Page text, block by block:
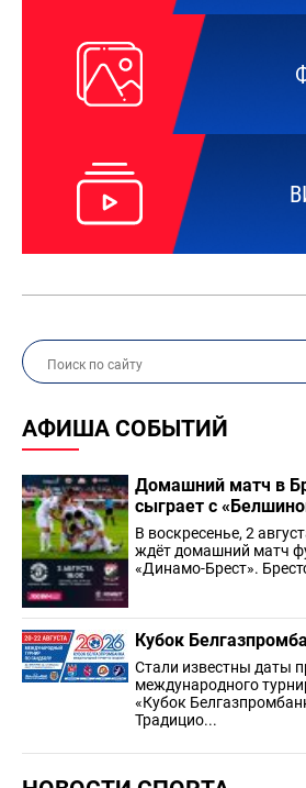
АФИША СОБЫТИЙ
Домашний матч в
сыграет с
В воскресенье, 2
ждёт домашний матч
«Динамо-Брест».
Кубок
Стали известны даты
международного
«Кубок
Традицио...